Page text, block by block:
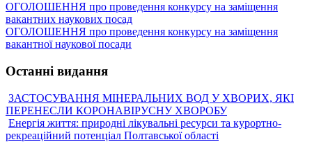
ОГОЛОШЕННЯ про проведення конкурсу на заміщення
вакантних наукових посад
ОГОЛОШЕННЯ про проведення конкурсу на заміщення
вакантної наукової посади
Останні видання
ЗАСТОСУВАННЯ МІНЕРАЛЬНИХ ВОД У ХВОРИХ, ЯКІ
ПЕРЕНЕСЛИ КОРОНАВІРУСНУ ХВОРОБУ
Енергія життя: природні лікувальні ресурси та курортно-
рекреаційний потенціал Полтавської області